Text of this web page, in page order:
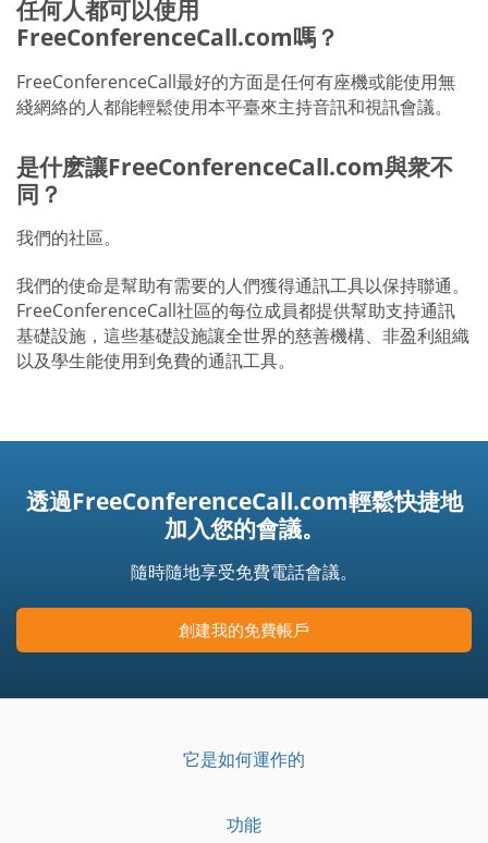
任何人都可以使用
FreeConferenceCall.com嗎？
FreeConferenceCall最好的方面是任何有座機或能使用無
綫網絡的人都能輕鬆使用本平臺來主持音訊和視訊會議。
是什麽讓FreeConferenceCall.com與衆不
同？
我們的社區。
我們的使命是幫助有需要的人們獲得通訊工具以保持聯通。
FreeConferenceCall社區的每位成員都提供幫助支持通訊
基礎設施，這些基礎設施讓全世界的慈善機構、非盈利組織
以及學生能使用到免費的通訊工具。
透過FreeConferenceCall.com輕鬆快捷地
加入您的會議。
隨時隨地享受免費電話會議。
創建我的免費帳戶
它是如何運作的
功能